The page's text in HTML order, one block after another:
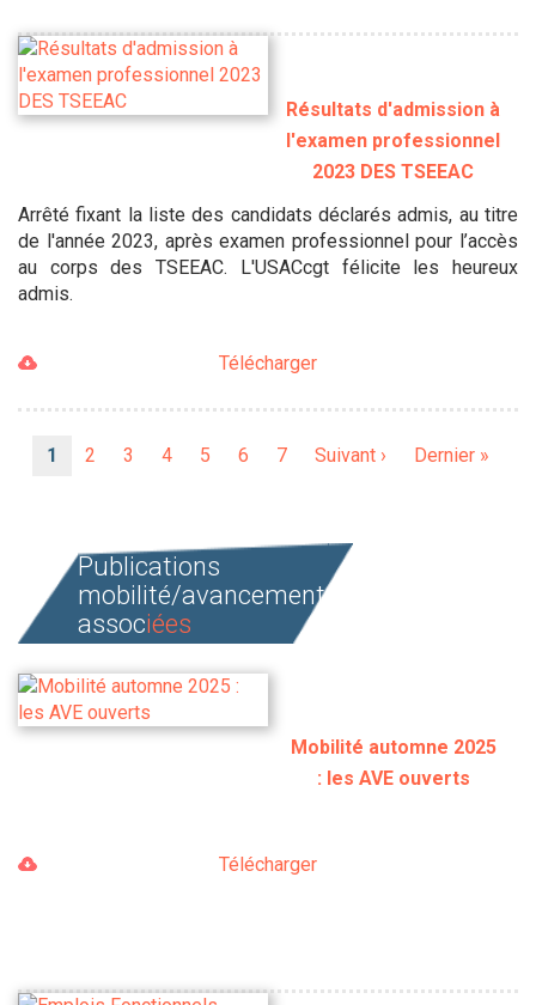
Résultats d'admission à
l'examen professionnel
2023 DES TSEEAC
Arrêté fixant la liste des candidats déclarés admis, au titre
de l'année 2023, après examen professionnel pour l’accès
au corps des TSEEAC. L'USACcgt félicite les heureux
admis.
Télécharger
Page
1 Page
2 Page
3 Page
4 Page
5 Page
6 Page
7
Page
Suivant ›
Dernière
Dernier »
Publications
mobilité/avancement
associées
Mobilité automne 2025
: les AVE ouverts
Télécharger